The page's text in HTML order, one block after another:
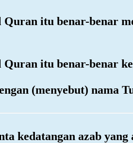
Quran itu benar-benar
Quran itu benar-benar
(menyebut) nama
kedatangan azab